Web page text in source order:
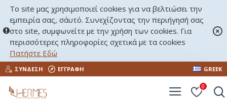
Το site μας χρησιμοποιεί cookies για να βελτιώσει την
εμπειρία σας, σ΄αυτό. Συνεχίζοντας την περιήγησή σας
στο site, συμφωνείτε με την χρήση των cookies. Για
περισσότερες πληροφορίες σχετικά με τα cookies
Πατήστε Εδώ
ΣΎΝΔΕΣΗ ΕΓΓΡΑΦΉ GREEK
0